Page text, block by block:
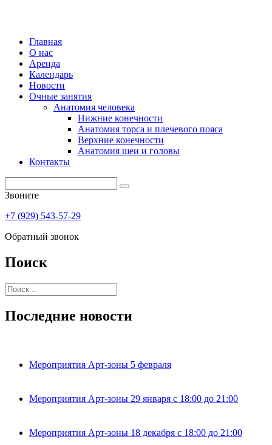
Главная
О нас
Аренда
Календарь
Новости
Очные занятия
Анатомия человека
Нижние конечности
Анатомия торса и плечевого пояса
Верхние конечности
Анатомия шеи и головы
Контакты
Звоните
+7 (929) 543-57-29
Обратный звонок
Поиск
Последние новости
Мероприятия Арт-зоны 5 февраля
Мероприятия Арт-зоны 29 января с 18:00 до 21:00
Мероприятия Арт-зоны 18 декабря с 18:00 до 21:00